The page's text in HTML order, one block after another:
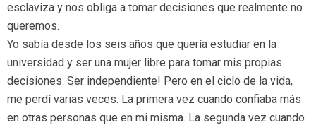
esclaviza y nos obliga a tomar decisiones que realmente no
queremos.
Yo sabía desde los seis años que quería estudiar en la
universidad y ser una mujer libre para tomar mis propias
decisiones. Ser independiente! Pero en el ciclo de la vida,
me perdí varias veces. La primera vez cuando confiaba más
en otras personas que en mi misma. La segunda vez cuando